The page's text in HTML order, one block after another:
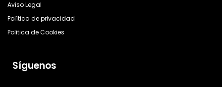
Aviso Legal
Política de privacidad
Politica de Cookies
Síguenos